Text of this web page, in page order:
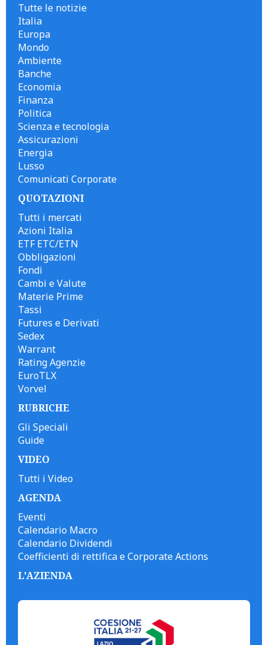
Tutte le notizie
Italia
Europa
Mondo
Ambiente
Banche
Economia
Finanza
Politica
Scienza e tecnologia
Assicurazioni
Energia
Lusso
Comunicati Corporate
QUOTAZIONI
Tutti i mercati
Azioni Italia
ETF ETC/ETN
Obbligazioni
Fondi
Cambi e Valute
Materie Prime
Tassi
Futures e Derivati
Sedex
Warrant
Rating Agenzie
EuroTLX
Vorvel
RUBRICHE
Gli Speciali
Guide
VIDEO
Tutti i Video
AGENDA
Eventi
Calendario Macro
Calendario Dividendi
Coefficienti di rettifica e Corporate Actions
L'AZIENDA